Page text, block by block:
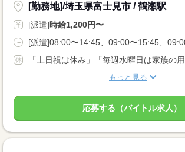
[勤務地]/埼玉県富士見市 / 鶴瀬駅
[派遣]時給1,200円〜
[派遣]08:00〜14:45、09:00〜15:45、
もっと見る
応募する（バイトル求人）